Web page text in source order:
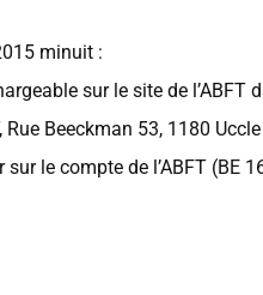
minuit :
sur le site de
Beeckman 53, 1180 Uccle
le compte de l’ABFT (BE